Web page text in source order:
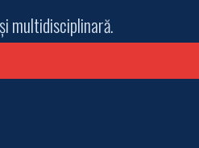
multidisciplinară.